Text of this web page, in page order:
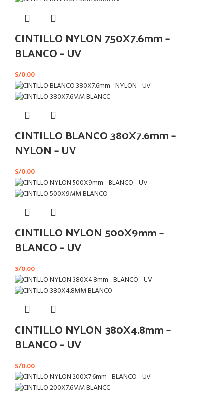
CINTILLO NYLON 750X7.6mm –
BLANCO – UV
S/0.00
CINTILLO BLANCO 380X7.6mm –
NYLON – UV
S/0.00
CINTILLO NYLON 500X9mm –
BLANCO – UV
S/0.00
CINTILLO NYLON 380X4.8mm –
BLANCO – UV
S/0.00